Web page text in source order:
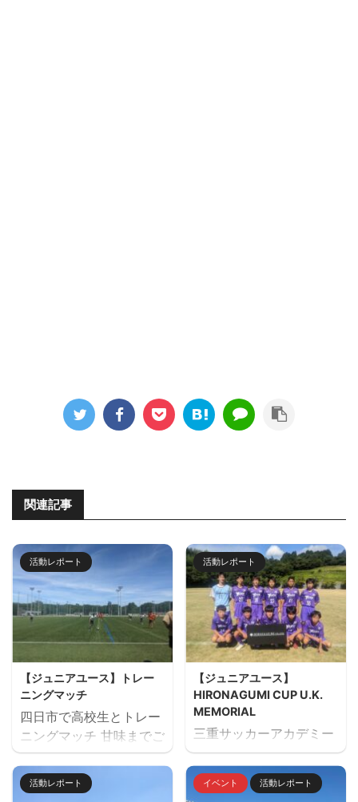
関連記事
活動レポート
【ジュニアユース】トレー
ニングマッチ
四日市で高校生とトレー
ニングマッチ 甘味までご
用意していただきありが
とうございました。 トレ
ーニングマッチ 三重サッ
活動レポート
【ジュニアユース】
HIRONAGUMI CUP U.K.
MEMORIAL
三重サッカーアカデミー
主催でU14のサッカーフ
ェスティバル
「HIRONAGUMI CUP
活動レポート イベント 活動レポート